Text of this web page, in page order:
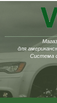
для
Система